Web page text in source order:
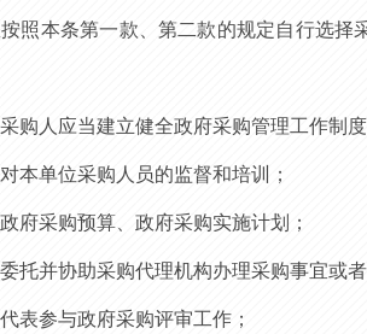
按照本条第一款、第二款的规定自行选择
采购人应当建立健全政府采购管理工作制
对本单位采购人员的监督和培训；
政府采购预算、政府采购实施计划；
委托并协助采购代理机构办理采购事宜或
表参与政府采购评审工作；